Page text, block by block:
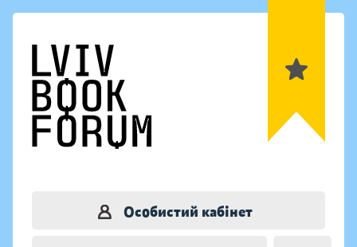
Особистий кабінет